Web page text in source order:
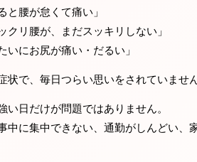
と腰が怠くて痛い」
クリ腰が、まだスッキリしない」
いにお尻が痛い・だるい」
状で、毎日つらい思いをされていませ
い日だけが問題ではありません。
中に集中できない、通勤がしんどい、